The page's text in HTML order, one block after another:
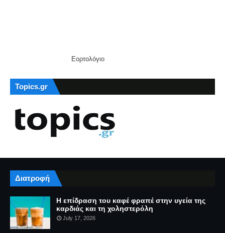
Εορτολόγιο
Topics.gr
Διατροφή
Η επίδραση του καφέ φραπέ στην υγεία της
καρδιάς και τη χοληστερόλη
July 17, 2026